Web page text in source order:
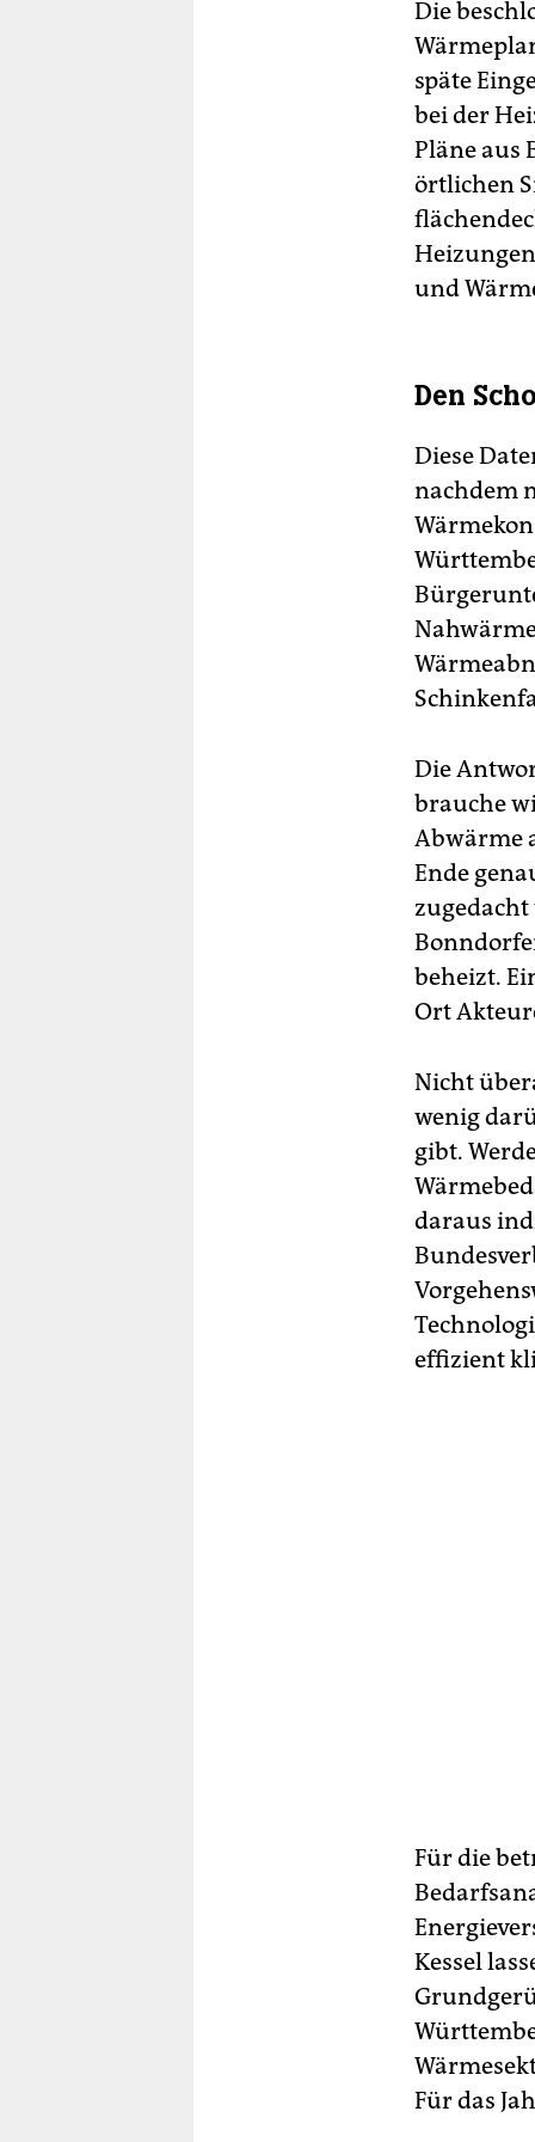
Die
späte
bei der
Pläne aus
örtlichen
und
Den
Diese
nachdem
Die
brauche
Abwärme
Ende
beheizt.
Ort
Nicht
wenig
gibt.
daraus
effizient
Für die
Kessel
Für das